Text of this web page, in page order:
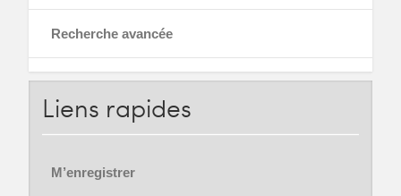
Recherche avancée
Liens rapides
M’enregistrer